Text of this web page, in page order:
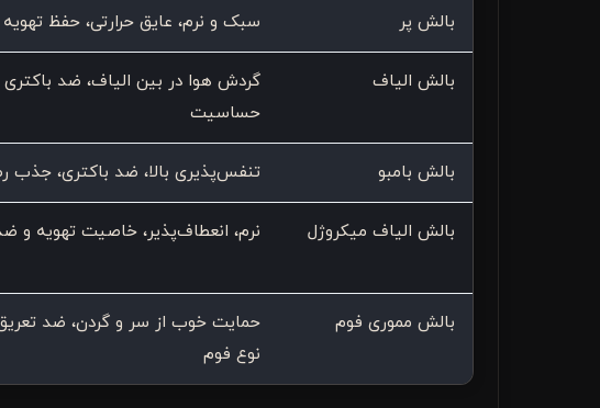
بالش پر سبک و نرم، عایق حرارتی، حفظ
بالش الیاف
گردش هوا در بین الیاف، ضد
حساسیت
بالش بامبو تنفس‌پذیری بالا، ضد باکتری، جذب
بالش الیاف میکروژل نرم، انعطاف‌پذیر، خاصیت تهویه و
بالش مموری فوم
حمایت خوب از سر و گردن، ضد
نوع فوم